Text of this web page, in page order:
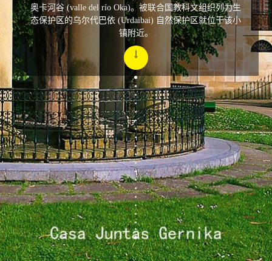
奥卡河谷 (valle del río Oka)。被联合国教科文组织列为生
态保护区的乌尔代巴依 (Urdaibai) 自然保护区就位于该小
镇附近。